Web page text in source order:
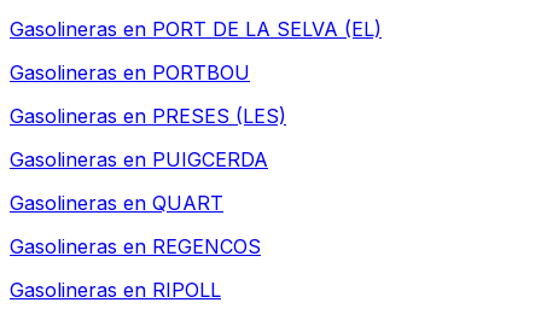
Gasolineras en PORT DE LA SELVA (EL)
Gasolineras en PORTBOU
Gasolineras en PRESES (LES)
Gasolineras en PUIGCERDA
Gasolineras en QUART
Gasolineras en REGENCOS
Gasolineras en RIPOLL